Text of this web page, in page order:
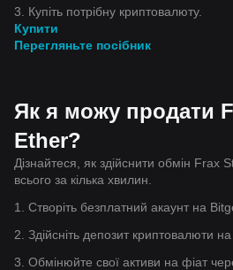
3. Купіть потрібну криптовалюту.
Купити
Перегляньте посібник
Як я можу продати
Ether?
Дізнайтеся, як здійснити обмін Frax
всього за кілька хвилин.
1. Створіть безплатний акаунт на
2. Здійсніть депозит криптовалюти
3. Обмінюйте свої активи на фіат